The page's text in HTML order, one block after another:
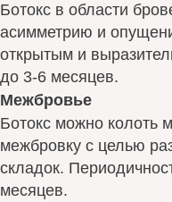
Ботокс в области
асимметрию и
открытым и
до 3-6 месяцев.
Межбровье
Ботокс можно колоть
межбровку с целью
складок.
месяцев.